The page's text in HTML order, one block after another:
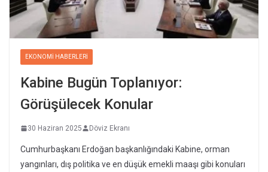
EKONOMI HABERLERI
Kabine Bugün Toplanıyor:
Görüşülecek Konular
30 Haziran 2025 Döviz Ekranı
Cumhurbaşkanı Erdoğan başkanlığındaki Kabine, orman
yangınları, dış politika ve en düşük emekli maaşı gibi konuları